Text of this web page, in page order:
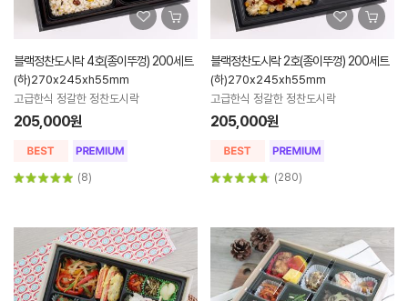
블랙정찬도시락 4호(종이뚜껑) 200세트
(하)270x245xh55mm
고급한식 정갈한 정찬도시락
205,000원
(8)
블랙정찬도시락 2호(종이뚜껑) 200세트
(하)270x245xh55mm
고급한식 정갈한 정찬도시락
205,000원
(280)